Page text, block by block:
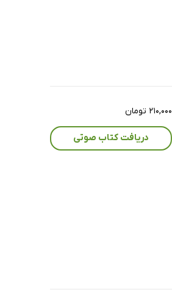
۲۱۰,۰۰۰ تومان
دریافت کتاب صوتی